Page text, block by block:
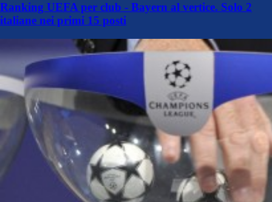
Ranking UEFA per club - Bayern al vertice. Solo 2
italiane nei primi 15 posti